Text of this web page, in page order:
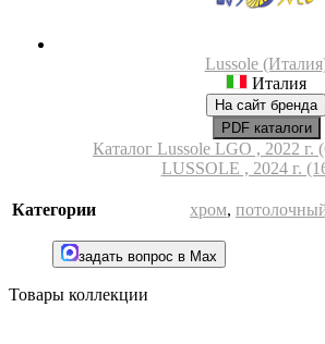
Lussole
Италия
На сайт бренда
PDF каталоги
Каталог Lussole LGO , 2022 г.
LUSSOLE , 2024 г.
Категории хром,
задать вопрос в Max
Товары коллекции